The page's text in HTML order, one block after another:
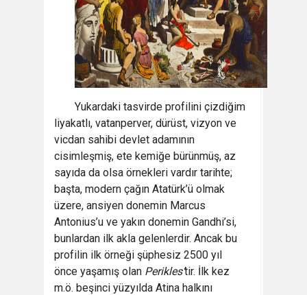
Yukardaki tasvirde profilini çizdiğim
liyakatlı, vatanperver, dürüst, vizyon ve
vicdan sahibi devlet adamının
cisimleşmiş, ete kemiğe bürünmüş, az
sayıda da olsa örnekleri vardır tarihte;
başta, modern çağın Atatürk’ü olmak
üzere, ansiyen donemin Marcus
Antonius’u ve yakın donemin Gandhi’si,
bunlardan ilk akla gelenlerdir. Ancak bu
profilin ilk örneği şüphesiz 2500 yıl
önce yaşamış olan Perikles’tir. İlk kez
m.ö. beşinci yüzyılda Atina halkını